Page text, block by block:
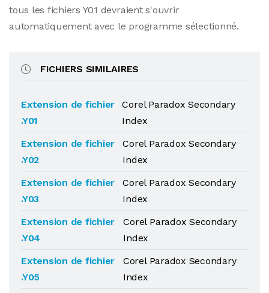
tous les fichiers Y01 devraient s'ouvrir
automatiquement avec le programme sélectionné.
FICHIERS SIMILAIRES
Extension de fichier
.Y01
Corel Paradox Secondary
Index
Extension de fichier
.Y02
Corel Paradox Secondary
Index
Extension de fichier
.Y03
Corel Paradox Secondary
Index
Extension de fichier
.Y04
Corel Paradox Secondary
Index
Extension de fichier
.Y05
Corel Paradox Secondary
Index